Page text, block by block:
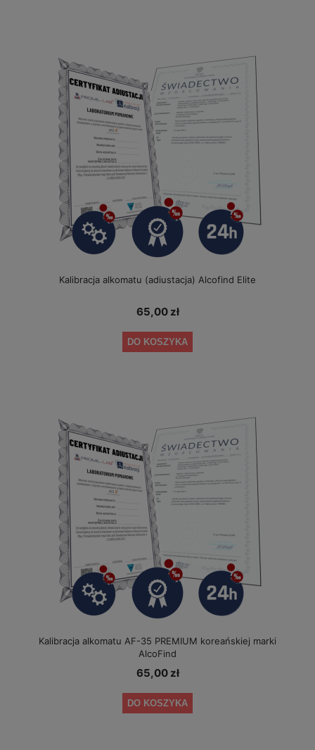
Kalibracja alkomatu (adiustacja) Alcofind Elite
65,00 zł
DO KOSZYKA
Kalibracja alkomatu AF-35 PREMIUM koreańskiej marki
AlcoFind
65,00 zł
DO KOSZYKA